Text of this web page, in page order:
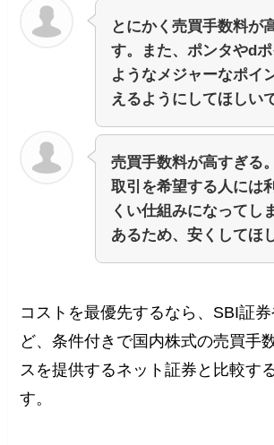
とにかく売買手数料が
す。また、ポンタやd
ようなメジャーなポイ
えるようにしてほしい
売買手数料が高すぎる
取引を希望する人には
くい仕組みになってし
あるため、安くしてほ
コストを最優先するなら、SBI証
ど、条件付きで国内株式の売買手
スを提供するネット証券と比較す
す。